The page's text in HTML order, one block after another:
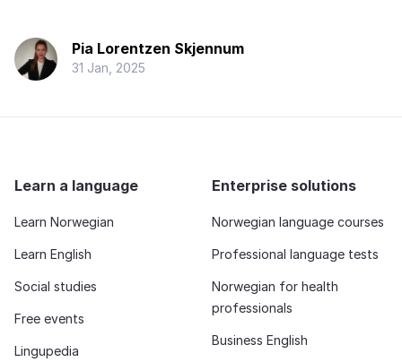
Pia Lorentzen Skjennum
31 Jan, 2025
Learn a language
Learn Norwegian
Learn English
Social studies
Free events
Lingupedia
Enterprise solutions
Norwegian language courses
Professional language tests
Norwegian for health
professionals
Business English